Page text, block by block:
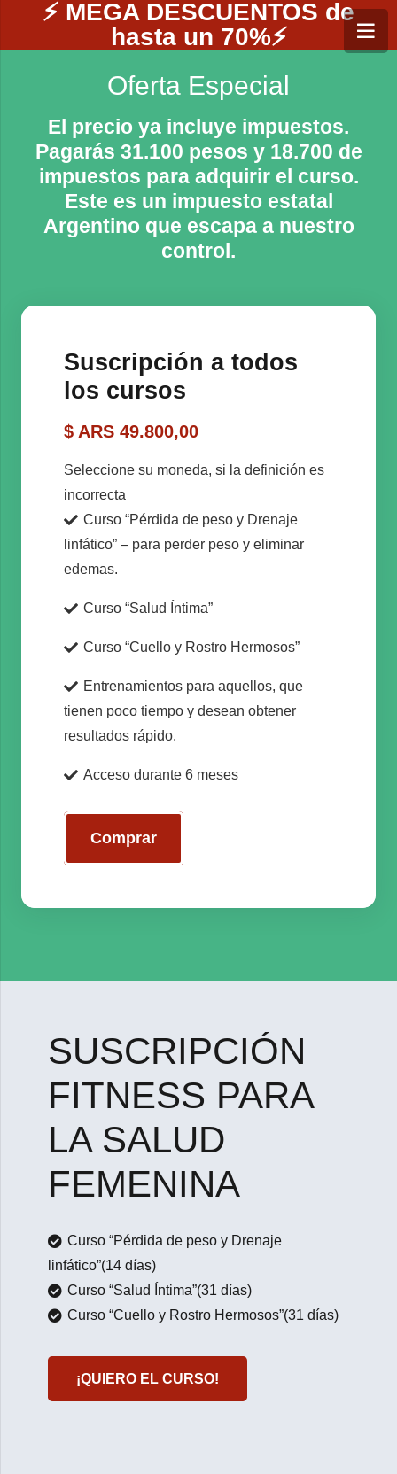
⚡ MEGA DESCUENTOS de
hasta un 70%⚡
Oferta Especial
El precio ya incluye impuestos.
Pagarás 31.100 pesos y 18.700 de
impuestos para adquirir el curso.
Este es un impuesto estatal
Argentino que escapa a nuestro
control.
Suscripción a todos
los cursos
$ ARS 49.800,00
Seleccione su moneda, si la definición es
incorrecta
Curso “Pérdida de peso y Drenaje
linfático” – para perder peso y eliminar
edemas.
Curso “Salud Íntima”
Curso “Cuello y Rostro Hermosos”
Entrenamientos para aquellos, que
tienen poco tiempo y desean obtener
resultados rápido.
Acceso durante 6 meses
Comprar
SUSCRIPCIÓN
FITNESS PARA
LA SALUD
FEMENINA
Curso “Pérdida de peso y Drenaje
linfático”(14 días)
Curso “Salud Íntima”(31 días)
Curso “Cuello y Rostro Hermosos”(31 días)
¡QUIERO EL CURSO!